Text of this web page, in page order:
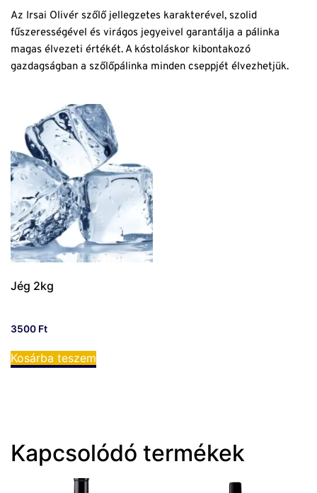
43%
(0.5l)
mennyiség
Jég 2kg
3500 Ft
Kosárba teszem
Az Irsai Olivér szőlő jellegzetes karakterével, szolid
fűszerességével és virágos jegyeivel garantálja a pálinka
magas élvezeti értékét. A kóstoláskor kibontakozó
gazdagságban a szőlőpálinka minden cseppjét élvezhetjük.
Kapcsolódó termékek